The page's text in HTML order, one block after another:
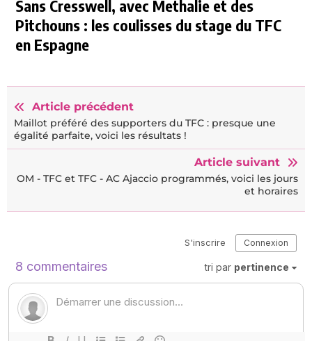
Sans Cresswell, avec Methalie et des
Pitchouns : les coulisses du stage du TFC
en Espagne
Article précédent
Maillot préféré des supporters du TFC : presque une
égalité parfaite, voici les résultats !
Article suivant
OM - TFC et TFC - AC Ajaccio programmés, voici les jours
et horaires